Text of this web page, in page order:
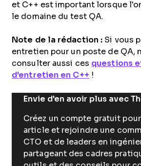
et C++ est important lorsque
le domaine du test QA.
Note de la rédaction : Si vous
entretien pour un poste de QA,
consulter aussi ces questions
d'entretien en C++ !
Envie d'en avoir plus avec
Créez un compte gratuit
article et rejoindre une
CTO et de leaders en
partageant des cadres